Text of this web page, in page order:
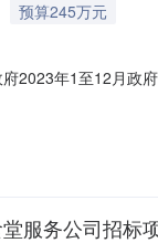
预算245万元
2023年1至12月政
区青云店镇机关食
服务公司招标